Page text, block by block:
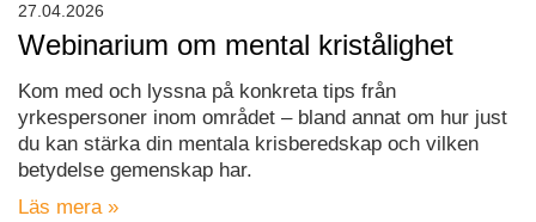
Webinarium om mental kristålighet
Kom med och lyssna på konkreta tips från
yrkespersoner inom området – bland annat om hur just
du kan stärka din mentala krisberedskap och vilken
betydelse gemenskap har.
Läs mera »
27.04.2026